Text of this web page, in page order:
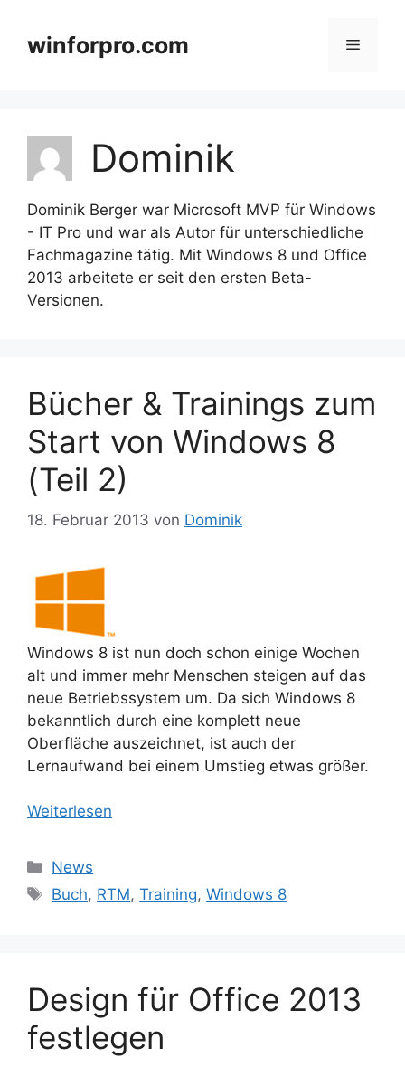
springenwinforpro.com Menü
Dominik
Dominik Berger war Microsoft MVP für Windows
- IT Pro und war als Autor für unterschiedliche
Fachmagazine tätig. Mit Windows 8 und Office
2013 arbeitete er seit den ersten Beta-
Versionen.
Bücher & Trainings zum
Start von Windows 8
(Teil 2)
18. Februar 2013 von Dominik
Windows 8 ist nun doch schon einige Wochen
alt und immer mehr Menschen steigen auf das
neue Betriebssystem um. Da sich Windows 8
bekanntlich durch eine komplett neue
Oberfläche auszeichnet, ist auch der
Lernaufwand bei einem Umstieg etwas größer.
Weiterlesen
Kategorien
News
Schlagwörter
Buch, RTM,Training,Windows 8
Design für Office 2013
festlegen